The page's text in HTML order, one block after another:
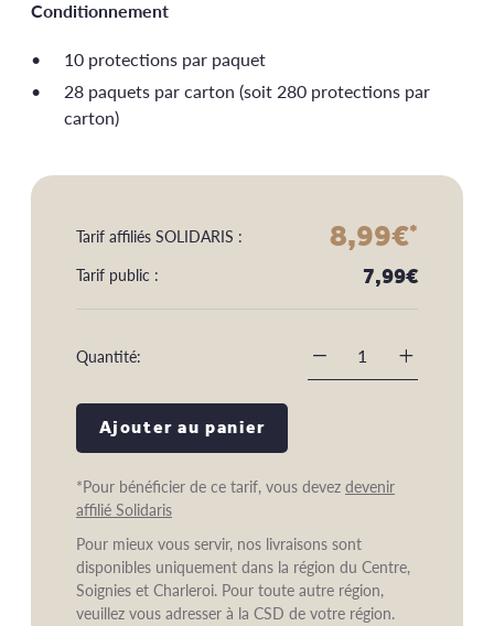
Conditionnement
10 protections par paquet
28 paquets par carton (soit 280 protections par
carton)
Tarif affiliés SOLIDARIS : 8,99€*
Tarif public : 7,99€
Quantité: +
-
Ajouter au panier
*Pour bénéficier de ce tarif, vous devezdevenir
affilié Solidaris
Pour mieux vous servir, nos livraisons sont
disponibles uniquement dans la région du Centre,
Soignies et Charleroi. Pour toute autre région,
veuillez vous adresser à la CSD de votre région.